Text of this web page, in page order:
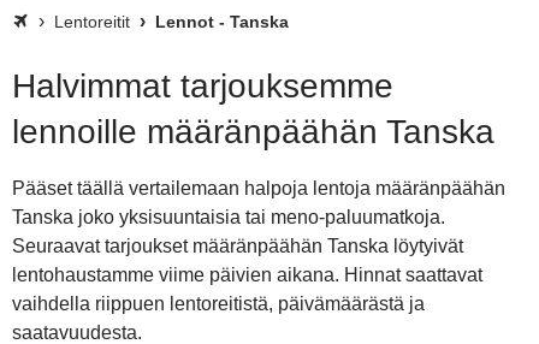
Lentoreitit Lennot - Tanska
Halvimmat tarjouksemme
lennoille määränpäähän Tanska
Pääset täällä vertailemaan halpoja lentoja määränpäähän
Tanska joko yksisuuntaisia tai meno-paluumatkoja.
Seuraavat tarjoukset määränpäähän Tanska löytyivät
lentohaustamme viime päivien aikana. Hinnat saattavat
vaihdella riippuen lentoreitistä, päivämäärästä ja
saatavuudesta.